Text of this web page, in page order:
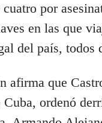
cuatro por
en las que
del país, todos
afirma que
ordenó